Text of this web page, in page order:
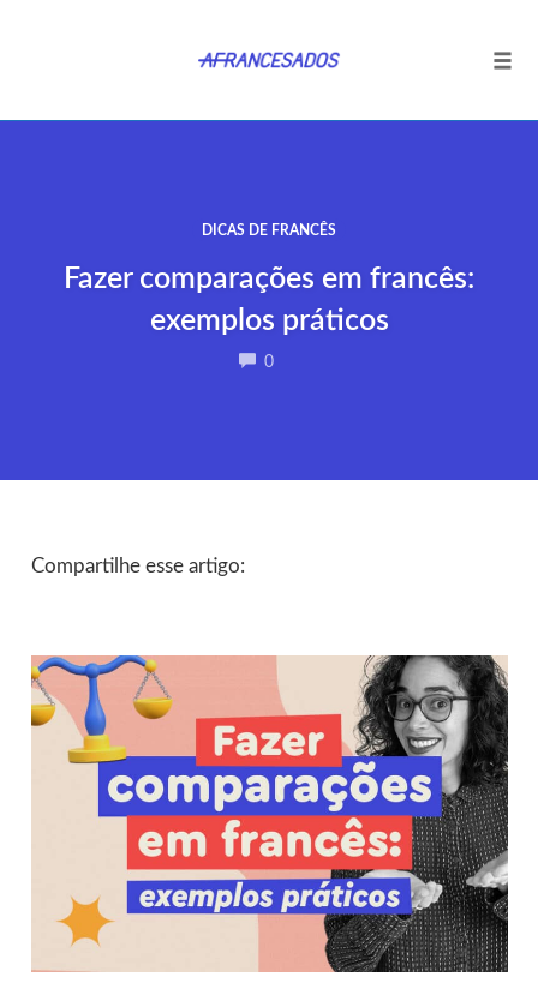
DICAS DE FRANCÊS
Fazer comparações em francês:
exemplos práticos
0COMMENTS
Compartilhe esse artigo: